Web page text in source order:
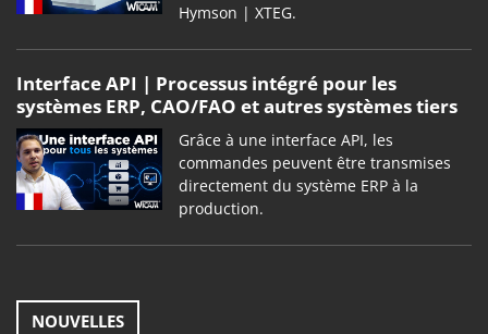
Hymson | XTEG.
Interface API | Processus intégré pour les
systèmes ERP, CAO/FAO et autres systèmes tiers
Grâce à une interface API, les
commandes peuvent être transmises
directement du système ERP à la
production.
NOUVELLES